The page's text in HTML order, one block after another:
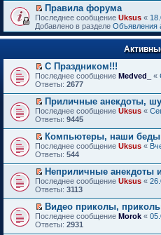
й
т
и
к
п
в
о
м
у
н
е
п
р
о
ч
и
т
а
н
н
о
м
у
с
о
о
П
е
р
е
т
и
к
п
р
в
о
м
у
н
е
п
р
о
ч
и
т
а
н
н
Правила форума
Последнее сообщение Uksus «
Добавлено в разделе Объявления
П
е
е
й
т
и
к
п
е
р
в
о
м
у
н
е
п
р
о
С Праздником!!!
Последнее сообщение Medved_ «
Ответы: 2677
П
е
е
й
т
и
к
п
е
р
в
о
м
у
Приличные анекдоты,
Последнее сообщение Uksus «
Ответы: 9445
П
е
е
й
т
и
к
п
е
р
Компьютеры, наши беды
Последнее сообщение Uksus «
Ответы: 544
П
е
е
й
т
и
Неприличные анекдоты
Последнее сообщение Uksus «
Ответы: 3113
П
е
Видео приколы,
Последнее сообщение Morok «
Ответы: 2931